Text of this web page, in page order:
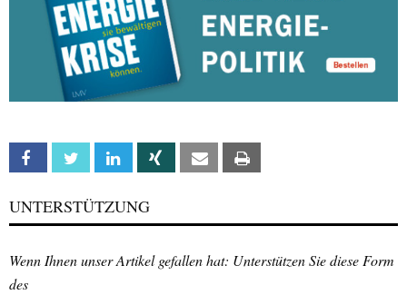
Facebook Twitter Linkedin Xing Email
UNTERSTÜTZUNG
Wenn Ihnen unser Artikel gefallen hat: Unterstützen Sie diese Form
des